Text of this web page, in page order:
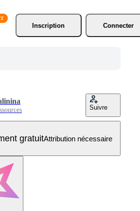
Inscription
Connecter
Suivre
gratuitAttribution nécessaire